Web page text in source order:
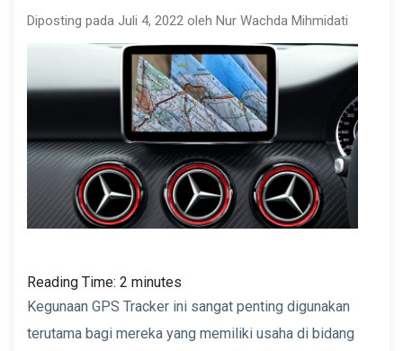
Diposting pada Juli 4, 2022 oleh Nur Wachda Mihmidati
Reading Time: 2 minutes
Kegunaan GPS Tracker ini sangat penting digunakan
terutama bagi mereka yang memiliki usaha di bidang